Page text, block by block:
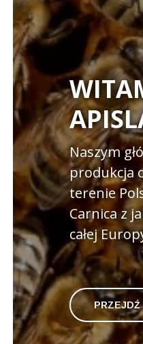
Naszym
produkcja
terenie
Carnica z
całej